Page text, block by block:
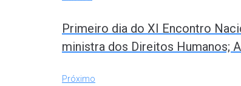
Primeiro dia do XI Encontro
ministra dos Direitos Humanos;
Próximo